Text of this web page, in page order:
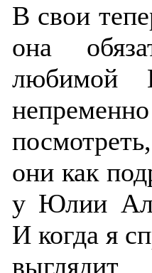
В свои
она
любимой
они как
у Юлии
И когда я